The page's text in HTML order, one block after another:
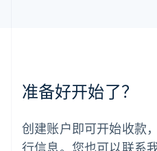
准备好开始了？
创建账户即可开始收款
行信息。您也可以联系
挪威
葡萄牙
Português English
日本